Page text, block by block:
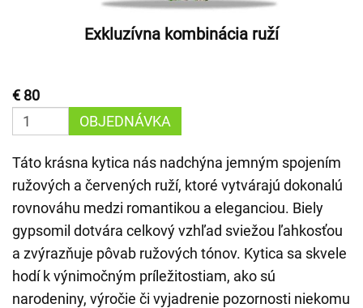
Exkluzívna kombinácia ruží
€ 80
OBJEDNÁVKA
Táto krásna kytica nás nadchýna jemným spojením
ružových a červených ruží, ktoré vytvárajú dokonalú
rovnováhu medzi romantikou a eleganciou. Biely
gypsomil dotvára celkový vzhľad sviežou ľahkosťou
a zvýrazňuje pôvab ružových tónov. Kytica sa skvele
hodí k výnimočným príležitostiam, ako sú
narodeniny, výročie či vyjadrenie pozornosti niekomu